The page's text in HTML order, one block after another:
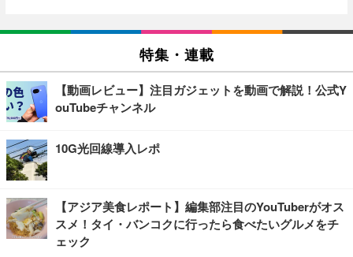
特集・連載
【動画レビュー】注目ガジェットを動画で解説！公式Y
ouTubeチャンネル
10G光回線導入レポ
【アジア美食レポート】編集部注目のYouTuberがオス
スメ！タイ・バンコクに行ったら食べたいグルメをチ
ェック